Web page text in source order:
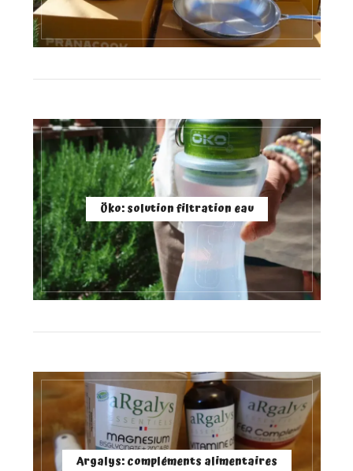
Öko: solution filtration eau
Argalys: compléments alimentaires